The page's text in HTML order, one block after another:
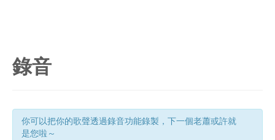
錄音
你可以把你的歌聲透過錄音功能錄製，下一個老蕭或許就
是您啦～